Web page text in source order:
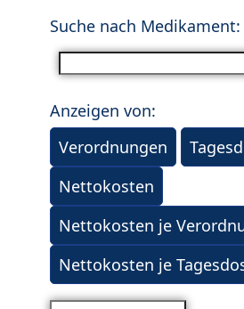
Suche nach Medikament:
Anzeigen von:
Verordnungen
Nettokosten
Nettokosten je
Nettokosten je